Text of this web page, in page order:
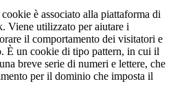
è associato alla piattaforma di
Viene utilizzato per aiutare i
il comportamento dei visitatori e
È un cookie di tipo pattern, in cui il
breve serie di numeri e lettere, che
per il dominio che imposta il